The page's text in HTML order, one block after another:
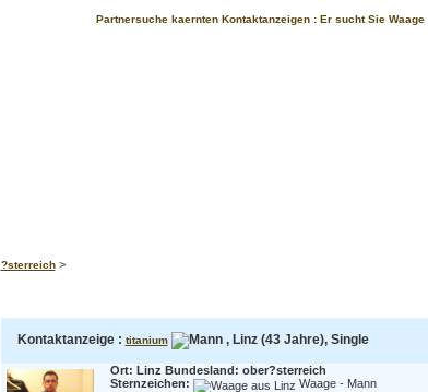
Partnersuche kaernten Kontaktanzeigen : Er sucht Sie Waage
?sterreich>
Kontaktanzeige : titanium , Linz (43 Jahre), Single
Ort: Linz Bundesland: ober?sterreich
Sternzeichen:
Waage - Mann